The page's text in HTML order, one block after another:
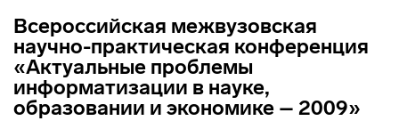
Всероссийская межвузовская
научно-практическая конференция
«Актуальные проблемы
информатизации в науке,
образовании и экономике – 2009»